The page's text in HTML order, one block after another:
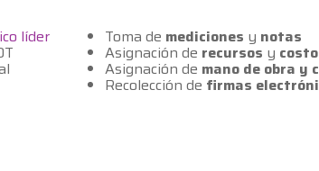
líder Toma de mediciones y notas
Asignación de recursos y
Asignación de mano de obra y
Recolección de firmas